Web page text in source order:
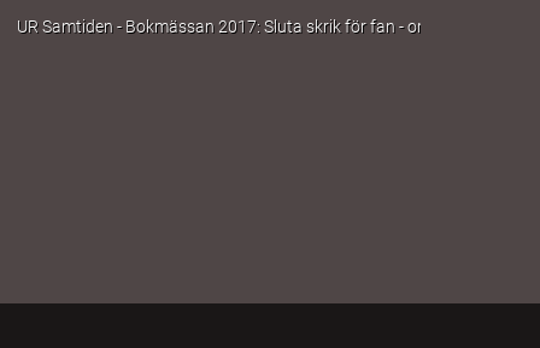
UR Samtiden - Bokmässan 2017: Sluta skrik för fan - om att leva med